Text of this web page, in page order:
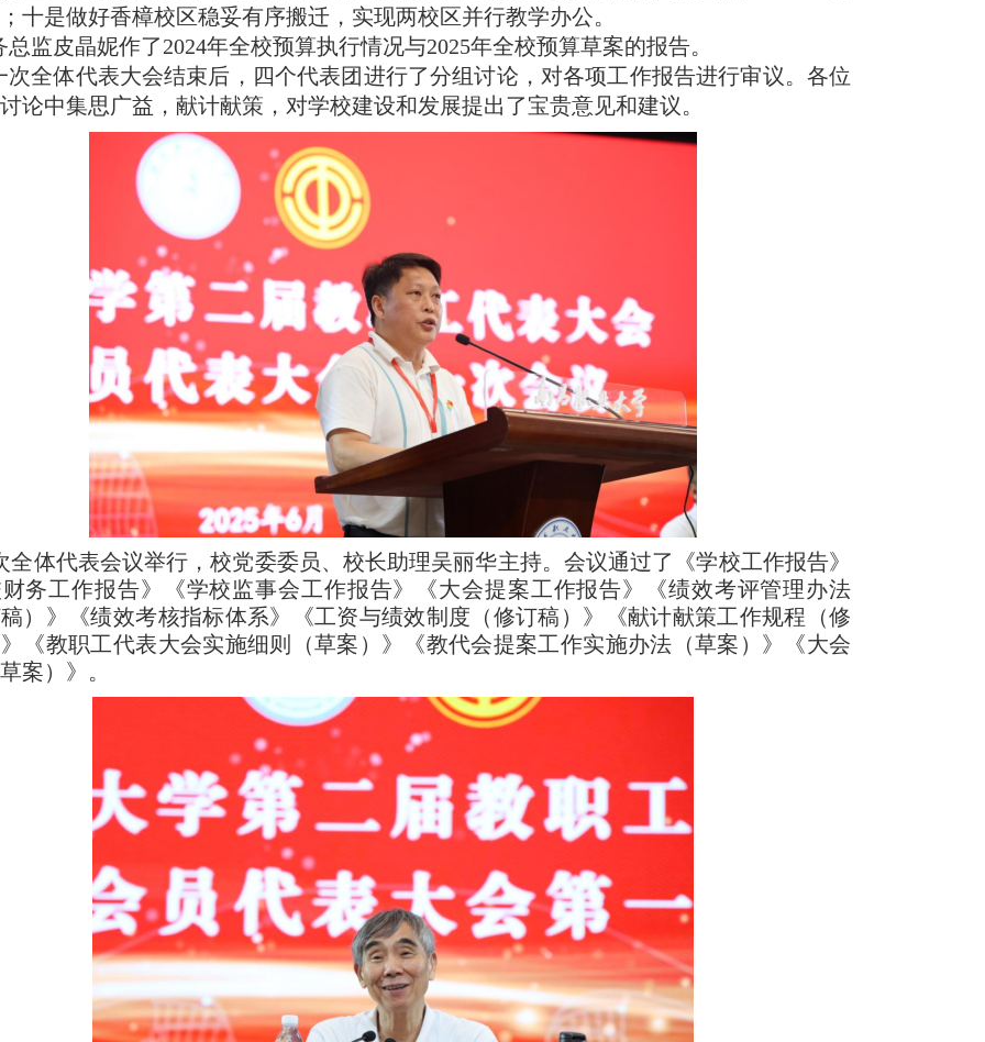
十是做好香樟校区稳妥有序搬迁，实现两校区并行教学办公。
总监皮晶妮作了2024年全校预算执行情况与2025年全校预算草案的报告。
次全体代表大会结束后，四个代表团进行了分组讨论，对各项工作报告进行审议。各位
论中集思广益，献计献策，对学校建设和发展提出了宝贵意见和建议。
体代表会议举行，校党委委员、校长助理吴丽华主持。会议通过了《学校工作报告》
务工作报告》《学校监事会工作报告》《大会提案工作报告》《绩效考评管理办法
）》《绩效考核指标体系》《工资与绩效制度（修订稿）》《献计献策工作规程（修
《教职工代表大会实施细则（草案）》《教代会提案工作实施办法（草案）》《大会
案）》。